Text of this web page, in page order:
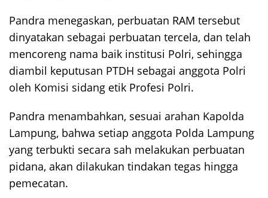
Pandra menegaskan, perbuatan RAM tersebut
dinyatakan sebagai perbuatan tercela, dan telah
mencoreng nama baik institusi Polri, sehingga
diambil keputusan PTDH sebagai anggota Polri
oleh Komisi sidang etik Profesi Polri.
Pandra menambahkan, sesuai arahan Kapolda
Lampung, bahwa setiap anggota Polda Lampung
yang terbukti secara sah melakukan perbuatan
pidana, akan dilakukan tindakan tegas hingga
pemecatan.